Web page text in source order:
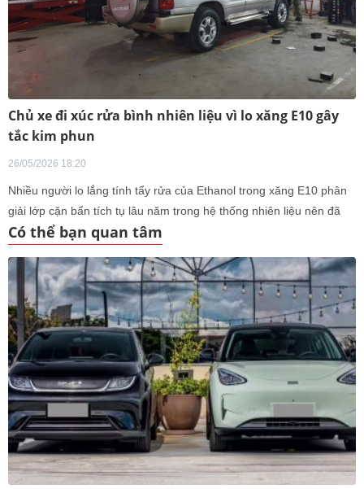
Chủ xe đi xúc rửa bình nhiên liệu vì lo xăng E10 gây
tắc kim phun
26/05/2026 18:20
Nhiều người lo lắng tính tẩy rửa của Ethanol trong xăng E10 phân
giải lớp cặn bẩn tích tụ lâu năm trong hệ thống nhiên liệu nên đã
chủ động đi làm sạch, vệ sinh để phòng ngừa sự cố.
Có thể bạn quan tâm